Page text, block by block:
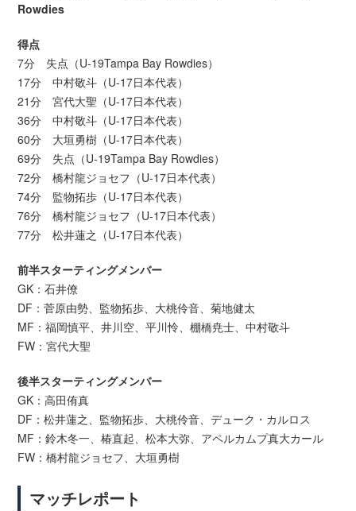
Rowdies
得点
7分 失点（U-19Tampa Bay Rowdies）
17分 中村敬斗（U-17日本代表）
21分 宮代大聖（U-17日本代表）
36分 中村敬斗（U-17日本代表）
60分 大垣勇樹（U-17日本代表）
69分 失点（U-19Tampa Bay Rowdies）
72分 橋村龍ジョセフ（U-17日本代表）
74分 監物拓歩（U-17日本代表）
76分 橋村龍ジョセフ（U-17日本代表）
77分 松井蓮之（U-17日本代表）
前半スターティングメンバー
GK：石井僚
DF：菅原由勢、監物拓歩、大桃伶音、菊地健太
MF：福岡慎平、井川空、平川怜、棚橋尭士、中村敬斗
FW：宮代大聖
後半スターティングメンバー
GK：高田侑真
DF：松井蓮之、監物拓歩、大桃伶音、デューク・カルロス
MF：鈴木冬一、椿直起、松本大弥、アペルカムプ真大カール
FW：橋村龍ジョセフ、大垣勇樹
マッチレポート